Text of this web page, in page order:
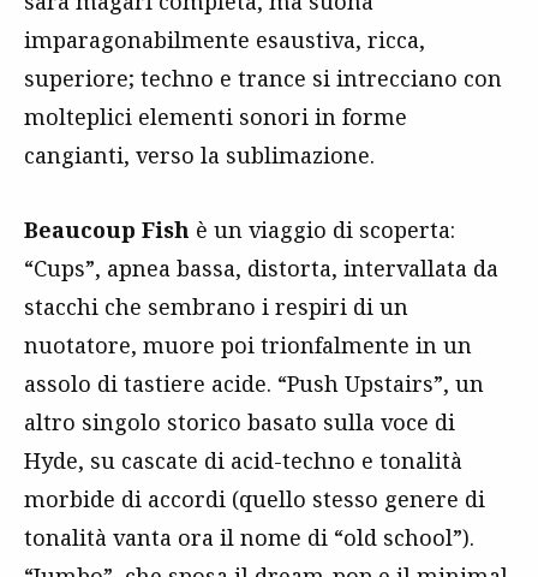
imparagonabilmente esaustiva, ricca,
superiore; techno e trance si intrecciano con
molteplici elementi sonori in forme
cangianti, verso la sublimazione.
Beaucoup Fish è un viaggio di scoperta:
“Cups”, apnea bassa, distorta, intervallata da
stacchi che sembrano i respiri di un
nuotatore, muore poi trionfalmente in un
assolo di tastiere acide. “Push Upstairs”, un
altro singolo storico basato sulla voce di
Hyde, su cascate di acid-techno e tonalità
morbide di accordi (quello stesso genere di
tonalità vanta ora il nome di “old school”).